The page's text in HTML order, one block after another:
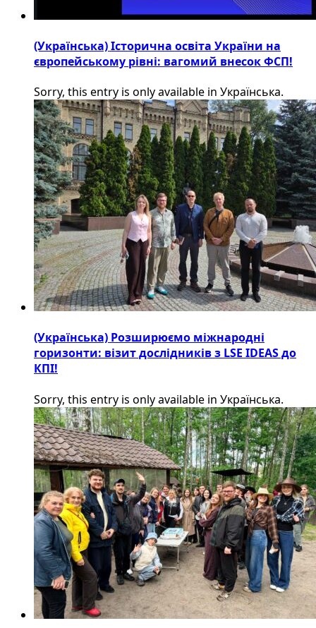
(Українська) Історична освіта України на
європейському рівні: вагомий внесок ФСП!
Sorry, this entry is only available in Українська.
(Українська) Розширюємо міжнародні
горизонти: візит дослідників з LSE IDEAS до
КПІ!
Sorry, this entry is only available in Українська.